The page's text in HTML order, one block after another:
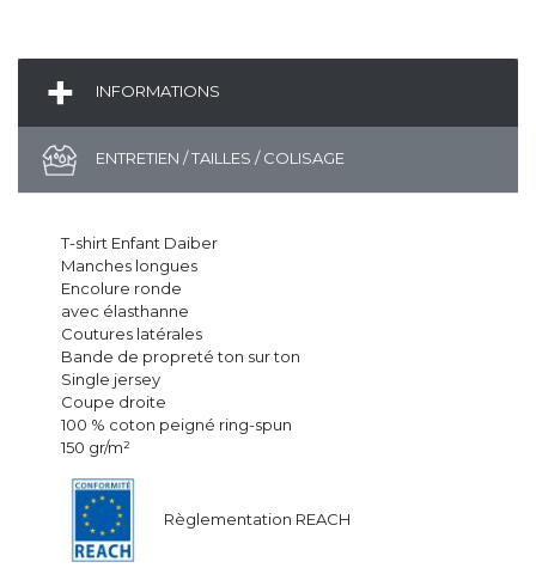
INFORMATIONS
ENTRETIEN / TAILLES / COLISAGE
T-shirt Enfant Daiber
Manches longues
Encolure ronde
avec élasthanne
Coutures latérales
Bande de propreté ton sur ton
Single jersey
Coupe droite
100 % coton peigné ring-spun
150 gr/m²
Règlementation REACH